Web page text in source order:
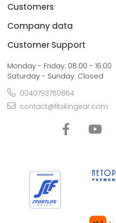
Customers
Company data
Customer Support
Monday - Friday: 08:00 - 16:00
Saturday - Sunday: Closed
0040793750864
contact@fitskingear.com